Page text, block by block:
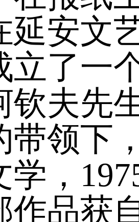
延安文
立了一
钦夫先
带领下
学，
作品获